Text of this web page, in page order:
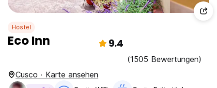
Hostel
Eco Inn 9.4
(1505 Bewertungen)
Cusco · Karte ansehen